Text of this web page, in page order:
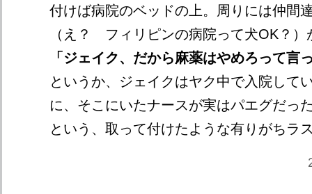
付けば病院のベッドの上。周りには仲間
（え？ フィリピンの病院って犬OK？）
「ジェイク、だから麻薬はやめろって言
というか、ジェイクはヤク中で入院して
に、そこにいたナースが実はパエグだ
という、取って付けたような有りがちラ